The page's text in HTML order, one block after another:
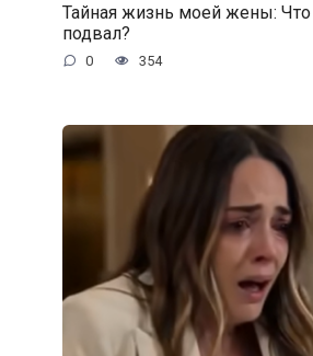
Тайная жизнь моей жены:
подвал?
0 354